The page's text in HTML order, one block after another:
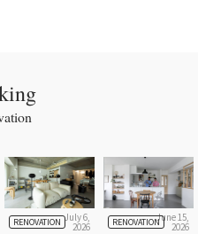
RENOVATION July 6,
2026 RENOVATIONJune 15,
2026